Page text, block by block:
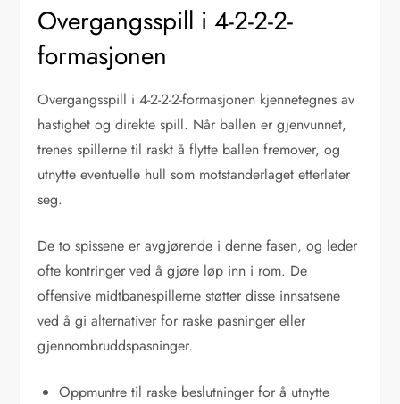
Overgangsspill i 4-2-2-2-
formasjonen
Overgangsspill i 4-2-2-2-formasjonen kjennetegnes av
hastighet og direkte spill. Når ballen er gjenvunnet,
trenes spillerne til raskt å flytte ballen fremover, og
utnytte eventuelle hull som motstanderlaget etterlater
seg.
De to spissene er avgjørende i denne fasen, og leder
ofte kontringer ved å gjøre løp inn i rom. De
offensive midtbanespillerne støtter disse innsatsene
ved å gi alternativer for raske pasninger eller
gjennombruddspasninger.
Oppmuntre til raske beslutninger for å utnytte